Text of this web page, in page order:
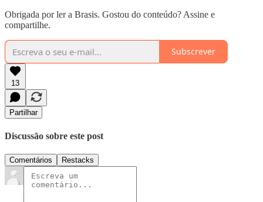
Obrigada por ler a Brasis. Gostou do conteúdo? Assine e
compartilhe.
Subscrever
13
Partilhar
Discussão sobre este post
Comentários Restacks